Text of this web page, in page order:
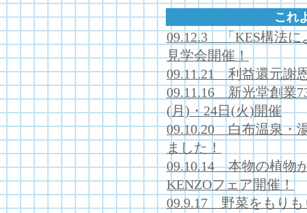
これ
09.12.3 「KES構法に
見学会開催！
09.11.21 利益還元謝
09.11.16 新光堂創業
(月)・24日(火)開催
09.10.20 白布温泉・
ました！
09.10.14 本物の植物
KENZOフェア開催！
09.9.17 野菜をもりも